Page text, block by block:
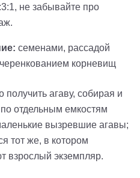
не забывайте про
семенами, рассадой
корневищ
получить агаву, собирая и
отдельным емкостям
вызревшие агавы;
тот же, в котором
взрослый экземпляр.